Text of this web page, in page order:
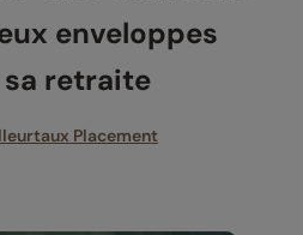
enveloppes
retraite
Placement